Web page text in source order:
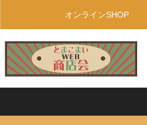
オンラインSHOP